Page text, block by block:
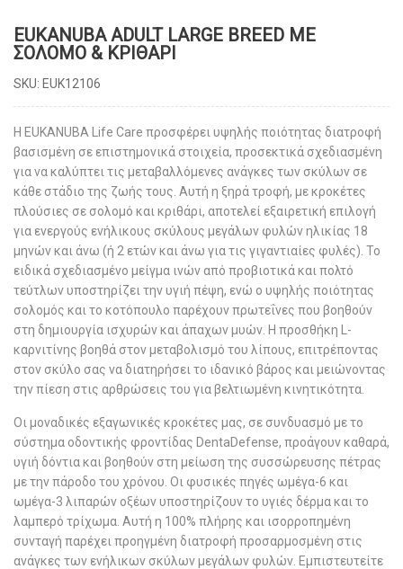
ΕUKANUBA ADULT LARGE BREED ΜΕ
ΣΟΛΟΜΌ & ΚΡΙΘΆΡΙ
SKU: EUK12106
Η EUKANUBA Life Care προσφέρει υψηλής ποιότητας διατροφή
βασισμένη σε επιστημονικά στοιχεία, προσεκτικά σχεδιασμένη
για να καλύπτει τις μεταβαλλόμενες ανάγκες των σκύλων σε
κάθε στάδιο της ζωής τους. Αυτή η ξηρά τροφή, με κροκέτες
πλούσιες σε σολομό και κριθάρι, αποτελεί εξαιρετική επιλογή
για ενεργούς ενήλικους σκύλους μεγάλων φυλών ηλικίας 18
μηνών και άνω (ή 2 ετών και άνω για τις γιγαντιαίες φυλές). Το
ειδικά σχεδιασμένο μείγμα ινών από πρoβιοτικά και πολτό
τεύτλων υποστηρίζει την υγιή πέψη, ενώ ο υψηλής ποιότητας
σολομός και το κοτόπουλο παρέχουν πρωτεΐνες που βοηθούν
στη δημιουργία ισχυρών και άπαχων μυών. Η προσθήκη L-
καρνιτίνης βοηθά στον μεταβολισμό του λίπους, επιτρέποντας
στον σκύλο σας να διατηρήσει το ιδανικό βάρος και μειώνοντας
την πίεση στις αρθρώσεις του για βελτιωμένη κινητικότητα.
Οι μοναδικές εξαγωνικές κροκέτες μας, σε συνδυασμό με το
σύστημα οδοντικής φροντίδας DentaDefense, προάγουν καθαρά,
υγιή δόντια και βοηθούν στη μείωση της συσσώρευσης πέτρας
με την πάροδο του χρόνου. Οι φυσικές πηγές ωμέγα-6 και
ωμέγα-3 λιπαρών οξέων υποστηρίζουν το υγιές δέρμα και το
λαμπερό τρίχωμα. Αυτή η 100% πλήρης και ισορροπημένη
συνταγή παρέχει προηγμένη διατροφή προσαρμοσμένη στις
ανάγκες των ενήλικων σκύλων μεγάλων φυλών. Εμπιστευτείτε